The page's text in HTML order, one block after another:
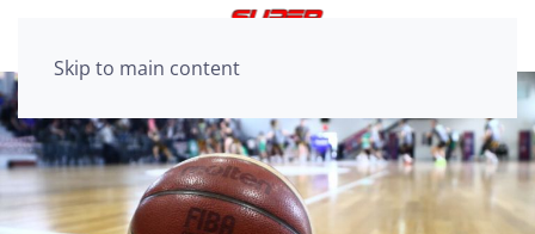
Skip to main content